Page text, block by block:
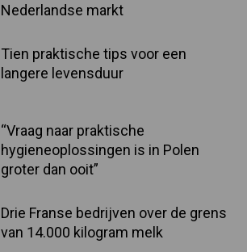
Nederlandse markt
Tien praktische tips voor een
langere levensduur
“Vraag naar praktische
hygieneoplossingen is in Polen
groter dan ooit”
Drie Franse bedrijven over de grens
van 14.000 kilogram melk